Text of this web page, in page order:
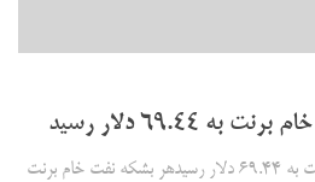
دلار رسید
بهای هر بشکه نفت خام برنت به 69.44 دلار رسیدهر بشکه نفت خام برنت